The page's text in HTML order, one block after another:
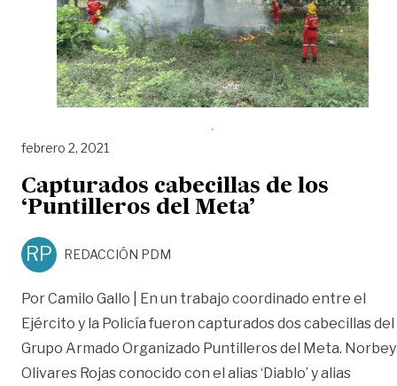
febrero 2, 2021
Capturados cabecillas de los
‘Puntilleros del Meta’
RP REDACCIÓN PDM
Por Camilo Gallo | En un trabajo coordinado entre el
Ejército y la Policía fueron capturados dos cabecillas del
Grupo Armado Organizado Puntilleros del Meta. Norbey
Olivares Rojas conocido con el alias ‘Diablo’ y alias